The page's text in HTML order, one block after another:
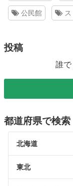
公民館
投稿
誰で
都道府県で検索
北海道
東北